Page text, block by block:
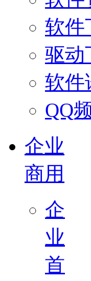
软件
驱动
软件
QQ
企业
商用
企
业
首